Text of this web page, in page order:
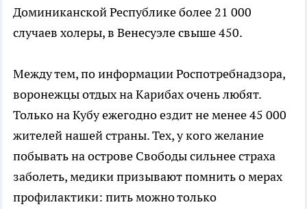
Доминиканской Республике более 21 000
случаев холеры, в Венесуэле свыше 450.
Между тем, по информации Роспотребнадзора,
воронежцы отдых на Карибах очень любят.
Только на Кубу ежегодно ездит не менее 45 000
жителей нашей страны. Тех, у кого желание
побывать на острове Свободы сильнее страха
заболеть, медики призывают помнить о мерах
профилактики: пить можно только